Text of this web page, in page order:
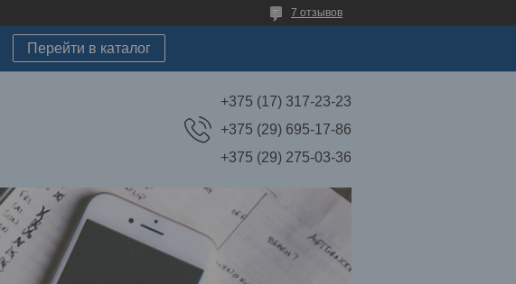
7 отзывов
Перейти в каталог
+375 (17) 317-23-23
+375 (29) 695-17-86
+375 (29) 275-03-36